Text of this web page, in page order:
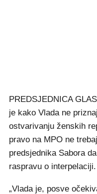
PREDSJEDNICA
je kako Vlada ne
ostvarivanju ženskih
pravo na MPO ne
predsjednika Sabora
raspravu o interpelaciji.
„Vlada je, posve